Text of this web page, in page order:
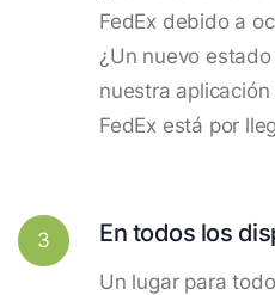
FedEx debido a
¿Un nuevo
nuestra
FedEx está por
3 En todos los
Un lugar para